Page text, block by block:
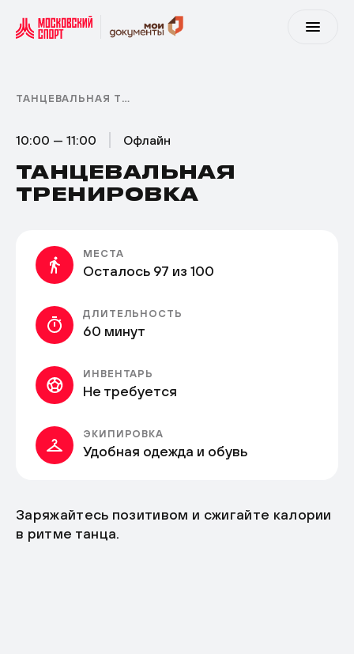
ТАНЦЕВАЛЬНАЯ ТРЕНИРОВКА
10:00 — 11:00 Офлайн
ТАНЦЕВАЛЬНАЯ
ТРЕНИРОВКА
МЕСТА
Осталось 97 из 100
ДЛИТЕЛЬНОСТЬ
60 минут
ИНВЕНТАРЬ
Не требуется
ЭКИПИРОВКА
Удобная одежда и обувь
Заряжайтесь позитивом и сжигайте калории
в ритме танца.